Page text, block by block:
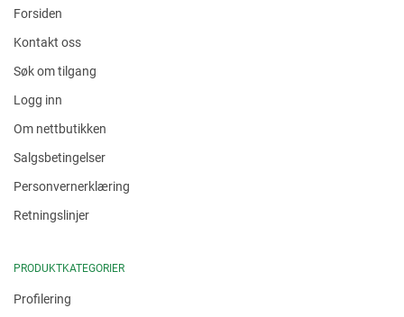
Forsiden
Kontakt oss
Søk om tilgang
Logg inn
Om nettbutikken
Salgsbetingelser
Personvernerklæring
Retningslinjer
PRODUKTKATEGORIER
Profilering